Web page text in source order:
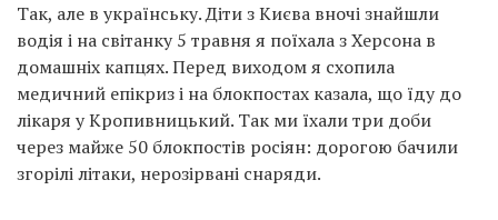
Так, але в українську. Діти з Києва вночі знайшли
водія і на світанку 5 травня я поїхала з Херсона в
домашніх капцях. Перед виходом я схопила
медичний епікриз і на блокпостах казала, що їду до
лікаря у Кропивницький. Так ми їхали три доби
через майже 50 блокпостів росіян: дорогою бачили
згорілі літаки, нерозірвані снаряди.